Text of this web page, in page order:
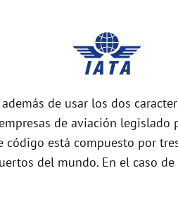
de usar los dos
de aviación legislado
código está compuesto por
del mundo. En el caso de